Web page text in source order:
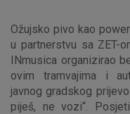
Ožujsko pivo kao
u partnerstvu sa ZET-
INmusica organizirao
ovim tramvajima i
javnog gradskog
piješ, ne vozi“.